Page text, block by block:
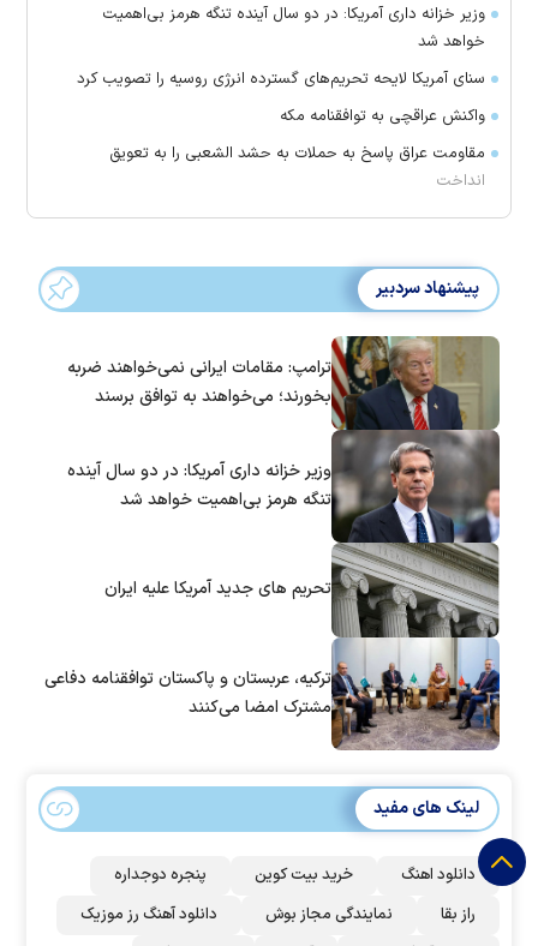
وزیر خزانه داری آمریکا: در دو سال آینده تنگه هرمز بی‌اهمیت
خواهد شد
سنای آمریکا لایحه تحریم‌های گسترده انرژی روسیه را تصویب کرد
واکنش عراقچی به توافقنامه مکه
مقاومت عراق پاسخ به حملات به حشد الشعبی را به تعویق
انداخت
پیشنهاد سردبیر
ترامپ: مقامات ایرانی نمی‌خواهند ضربه
بخورند؛ می‌خواهند به توافق برسند
وزیر خزانه داری آمریکا: در دو سال آینده
تنگه هرمز بی‌اهمیت خواهد شد
تحریم های جدید آمریکا علیه ایران
ترکیه، عربستان و پاکستان توافقنامه دفاعی
مشترک امضا می‌کنند
لینک های مفید
دانلود اهنگ خرید بیت کوین
پنجره دوجداره
راز بقا
نمایندگی مجاز بوش
دانلود آهنگ رز‌ موزیک